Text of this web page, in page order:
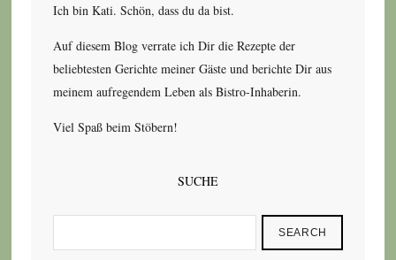
Ich bin Kati. Schön, dass du da bist.
Auf diesem Blog verrate ich Dir die Rezepte der
beliebtesten Gerichte meiner Gäste und berichte Dir aus
meinem aufregendem Leben als Bistro-Inhaberin.
Viel Spaß beim Stöbern!
SUCHE
SEARCH